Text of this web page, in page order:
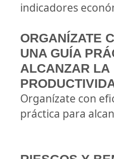
indicadores
ORGANÍZATE
UNA GUÍA
ALCANZAR LA
Organízate con
práctica para